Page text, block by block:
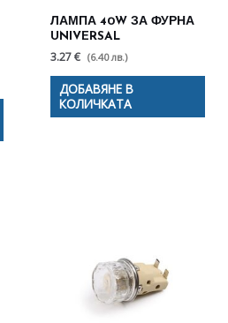
ЛАМПА 40W ЗА ФУРНА
UNIVERSAL
3.27 € (6.40 лв.)
ДОБАВЯНЕ В
КОЛИЧКАТА